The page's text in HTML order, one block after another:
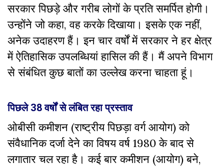
सरकार पिछड़े और गरीब लोगों के प्रति समर्पित होगी।
उन्होंने जो कहा, वह करके दिखाया। इसके एक नहीं,
अनेक उदाहरण हैं। इन चार वर्षों में सरकार ने हर क्षेत्र
में ऐतिहासिक उपलब्धियां हासिल की हैं। मैं अपने विभाग
से संबंधित कुछ बातों का उल्लेख करना चाहता हूं।
पिछले 38 वर्षों से लंबित रहा प्रस्ताव
ओबीसी कमीशन (राष्ट्रीय पिछड़ा वर्ग आयोग) को
संवैधानिक दर्जा देने का विषय वर्ष 1980 के बाद से
लगातार चल रहा है। कई बार कमीशन (आयोग) बने,